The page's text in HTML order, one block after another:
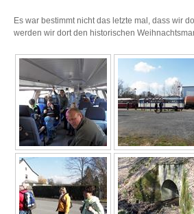
Es war bestimmt nicht das letzte mal, dass wir
werden wir dort den historischen